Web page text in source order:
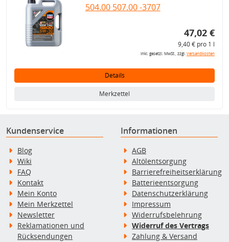
504.00 507.00 -3707
47,02 €
9,40 € pro 1 l
inkl. gesetzl. MwSt., zzgl.Versandkosten
Details
Merkzettel
Kundenservice
Blog
Wiki
FAQ
Kontakt
Mein Konto
Mein Merkzettel
Newsletter
Reklamationen und
Rücksendungen
Informationen
AGB
Altölentsorgung
Barrierefreiheitserklärung
Batterieentsorgung
Datenschutzerklärung
Impressum
Widerrufsbelehrung
Widerruf des Vertrags
Zahlung & Versand